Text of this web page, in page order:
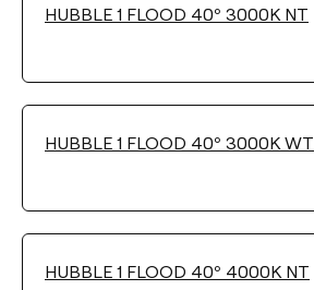
HUBBLE 1 FLOOD 40º 3000K NT
HUBBLE 1 FLOOD 40º 3000K WT
HUBBLE 1 FLOOD 40º 4000K NT